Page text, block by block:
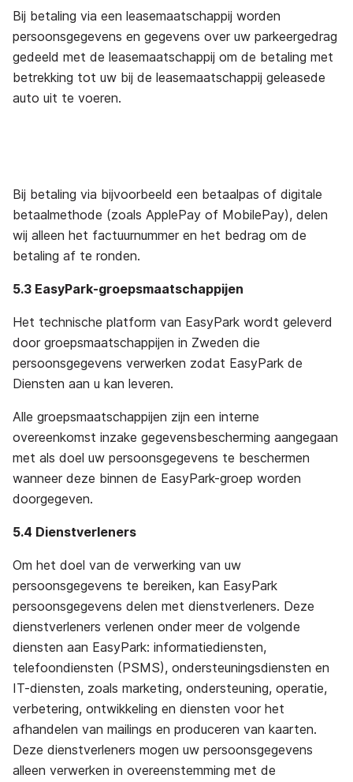
Bij betaling via een leasemaatschappij worden
persoonsgegevens en gegevens over uw parkeergedrag
gedeeld met de leasemaatschappij om de betaling met
betrekking tot uw bij de leasemaatschappij geleasede
auto uit te voeren.
Bij betaling via bijvoorbeeld een betaalpas of digitale
betaalmethode (zoals ApplePay of MobilePay), delen
wij alleen het factuurnummer en het bedrag om de
betaling af te ronden.
5.3 EasyPark-groepsmaatschappijen
Het technische platform van EasyPark wordt geleverd
door groepsmaatschappijen in Zweden die
persoonsgegevens verwerken zodat EasyPark de
Diensten aan u kan leveren.
Alle groepsmaatschappijen zijn een interne
overeenkomst inzake gegevensbescherming aangegaan
met als doel uw persoonsgegevens te beschermen
wanneer deze binnen de EasyPark-groep worden
doorgegeven.
5.4 Dienstverleners
Om het doel van de verwerking van uw
persoonsgegevens te bereiken, kan EasyPark
persoonsgegevens delen met dienstverleners. Deze
dienstverleners verlenen onder meer de volgende
diensten aan EasyPark: informatiediensten,
telefoondiensten (PSMS), ondersteuningsdiensten en
IT-diensten, zoals marketing, ondersteuning, operatie,
verbetering, ontwikkeling en diensten voor het
afhandelen van mailings en produceren van kaarten.
Deze dienstverleners mogen uw persoonsgegevens
alleen verwerken in overeenstemming met de